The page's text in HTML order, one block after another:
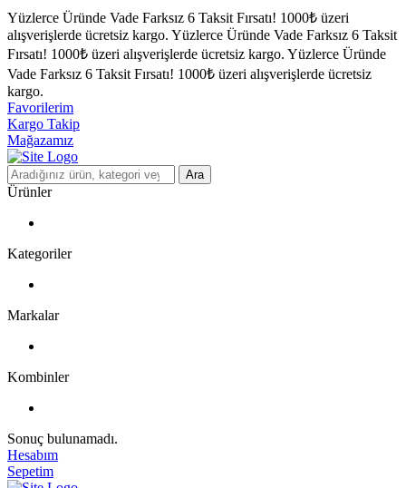
Yüzlerce Üründe Vade Farksız 6 Taksit Fırsatı! 1000₺ üzeri
alışverişlerde ücretsiz kargo. Yüzlerce Üründe Vade Farksız 6 Taksit
Fırsatı! 1000₺ üzeri alışverişlerde ücretsiz kargo. Yüzlerce Üründe
Vade Farksız 6 Taksit Fırsatı! 1000₺ üzeri alışverişlerde ücretsiz
kargo.
Favorilerim
Kargo Takip
Mağazamız
Ara
Ürünler
Kategoriler
Markalar
Kombinler
Sonuç bulunamadı.
Hesabım
Sepetim